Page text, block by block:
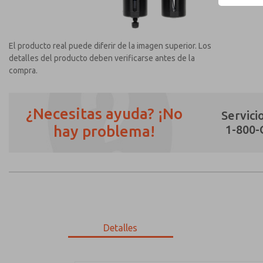
El producto real puede diferir de la imagen superior. Los
detalles del producto deben verificarse antes de la
compra.
¿Necesitas ayuda? ¡No
hay problema!
1-800-
Detalles
¿Método de Contacto Preferido?
Envíenme actualizaciones periódicas
*Sí, he leído la política de privacidad y
únicamente con fines estrictamente